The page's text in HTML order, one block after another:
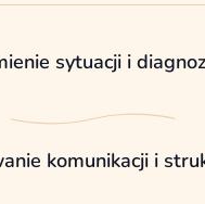
sytuacji i
komunikacji i